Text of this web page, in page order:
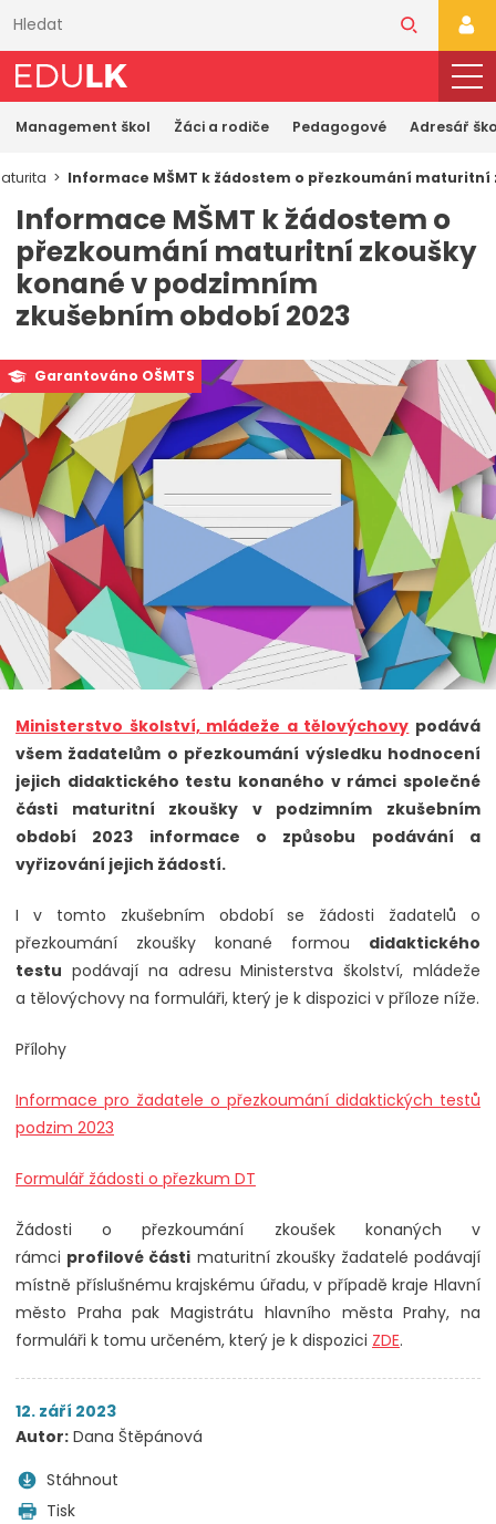
obsahu
Management škol Žáci a rodiče Pedagogové Adresář
Informace MŠMT k žádostem o přezkoumání
Informace MŠMT k žádostem o
přezkoumání maturitní zkoušky
konané v podzimním
zkušebním období 2023
Garantováno OŠMTS
Ministerstvo školství, mládeže a tělovýchovy podává
všem žadatelům o přezkoumání výsledku hodnocení
jejich didaktického testu konaného v rámci společné
části maturitní zkoušky v podzimním zkušebním
období 2023 informace o způsobu podávání a
vyřizování jejich žádostí.
I v tomto zkušebním období se žádosti žadatelů o
přezkoumání zkoušky konané formou didaktického
testu podávají na adresu Ministerstva školství, mládeže
a tělovýchovy na formuláři, který je k dispozici v příloze níže.
Přílohy
Informace pro žadatele o přezkoumání didaktických testů
podzim 2023
Formulář žádosti o přezkum DT
Žádosti o přezkoumání zkoušek konaných v
rámci profilové části maturitní zkoušky žadatelé podávají
místně příslušnému krajskému úřadu, v případě kraje Hlavní
město Praha pak Magistrátu hlavního města Prahy, na
formuláři k tomu určeném, který je k dispozici ZDE.
12. září 2023
Autor: Dana Štěpánová
Stáhnout
Tisk